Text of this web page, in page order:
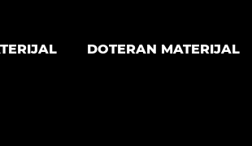
DOTERAN MATERIJAL